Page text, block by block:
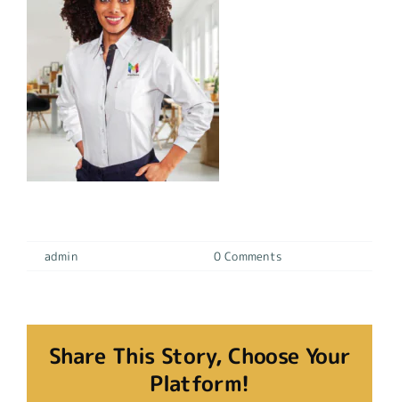
admin 0 Comments
Share This Story, Choose Your
Platform!